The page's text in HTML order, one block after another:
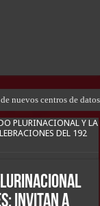
nuevos centros de
PLURINACIONAL Y LA
DEL 192
INVITAN A